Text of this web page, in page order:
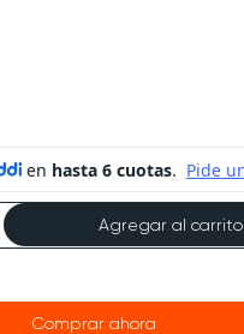
Agregar al carrito
Comprar ahora